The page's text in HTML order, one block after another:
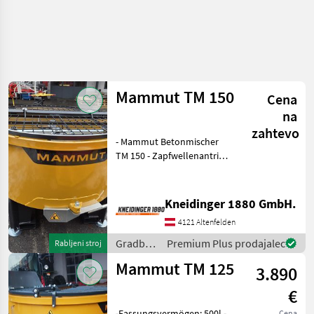
Rabljeni stroj
Mammut TM 150
Cena
na
zahtevo
- Mammut Betonmischer
TM 150 - Zapfwellenantrieb
schwenkbare
Auslaufrutsche -
verstellbare Stützfüße -
Trommeldurchmesser 1500
Kneidinger 1880 GmbH.
4121 Altenfelden
Gradbeni
stroji /
Mammut
Premium Plus prodajalec
Mammut TM 125
3.890
€